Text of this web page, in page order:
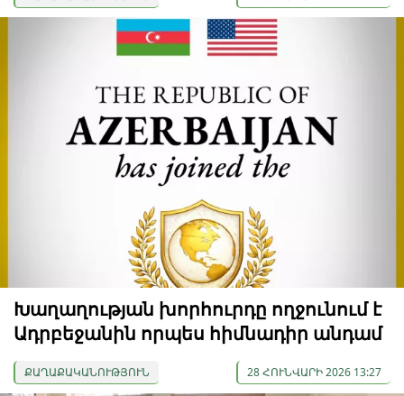
Խաղաղության խորհուրդը ողջունում է
Ադրբեջանին որպես հիմնադիր անդամ
ՔԱՂԱՔԱԿԱՆՈՒԹՅՈՒՆ 28 ՀՈՒՆՎԱՐԻ 2026 13:27